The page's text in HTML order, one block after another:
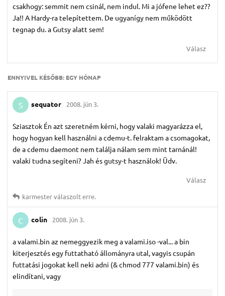
csakhogy: semmit nem csinál, nem indul. Mi a jófene lehet ez??
Ja!! A Hardy-ra telepítettem. De ugyanígy nem működött
tegnap du. a Gutsy alatt sem!
Válasz
ENNYIVEL KÉSŐBB: EGY HÓNAP
S sequator 2008. jún 3.
Sziasztok Én azt szeretném kérni, hogy valaki magyarázza el,
hogy hogyan kell használni a cdemu-t. felraktam a csomagokat,
de a cdemu daemont nem találja nálam sem mint tarnánál!
valaki tudna segíteni? Jah és gutsy-t használok! Üdv.
Válasz
karmesterválaszolt erre.
C colin 2008. jún 3.
a valami.bin az nemeggyezik meg a valami.iso -val... a bin
kiterjesztés egy futtatható állományra utal, vagyis csupán
futtatási jogokat kell neki adni (& chmod 777 valami.bin) és
elindítani, vagy